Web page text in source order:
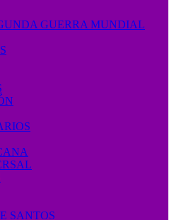
GUERRA MUNDIAL
SANTOS